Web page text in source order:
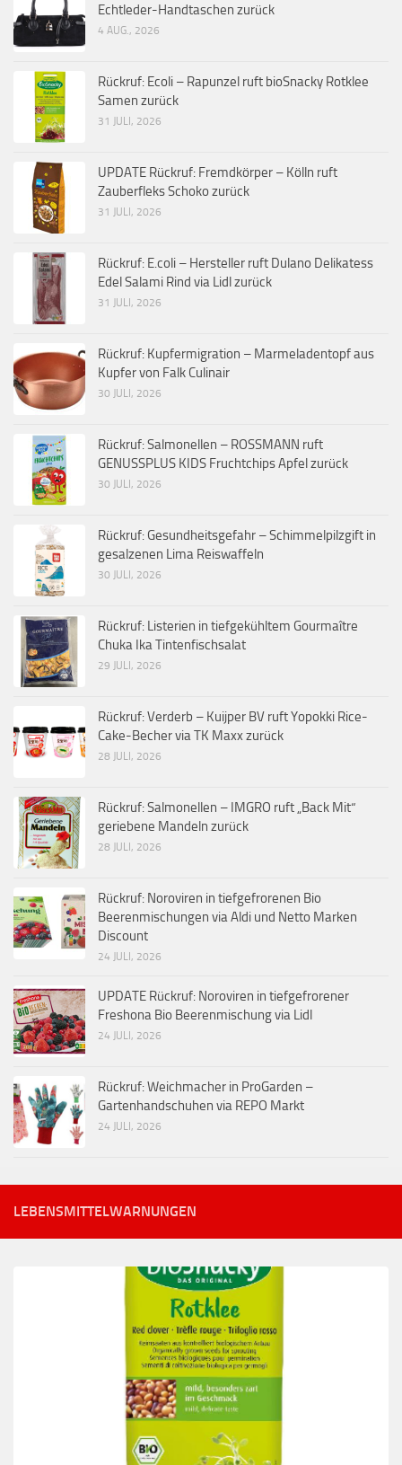
Echtleder-Handtaschen zurück
4 AUG., 2026
Rückruf: Ecoli – Rapunzel ruft bioSnacky Rotklee
Samen zurück
31 JULI, 2026
UPDATE Rückruf: Fremdkörper – Kölln ruft
Zauberfleks Schoko zurück
31 JULI, 2026
Rückruf: E.coli – Hersteller ruft Dulano Delikatess
Edel Salami Rind via Lidl zurück
31 JULI, 2026
Rückruf: Kupfermigration – Marmeladentopf aus
Kupfer von Falk Culinair
30 JULI, 2026
Rückruf: Salmonellen – ROSSMANN ruft
GENUSSPLUS KIDS Fruchtchips Apfel zurück
30 JULI, 2026
Rückruf: Gesundheitsgefahr – Schimmelpilzgift in
gesalzenen Lima Reiswaffeln
30 JULI, 2026
Rückruf: Listerien in tiefgekühltem Gourmaître
Chuka Ika Tintenfischsalat
29 JULI, 2026
Rückruf: Verderb – Kuijper BV ruft Yopokki Rice-
Cake-Becher via TK Maxx zurück
28 JULI, 2026
Rückruf: Salmonellen – IMGRO ruft „Back Mit“
geriebene Mandeln zurück
28 JULI, 2026
Rückruf: Noroviren in tiefgefrorenen Bio
Beerenmischungen via Aldi und Netto Marken
Discount
24 JULI, 2026
UPDATE Rückruf: Noroviren in tiefgefrorener
Freshona Bio Beerenmischung via Lidl
24 JULI, 2026
Rückruf: Weichmacher in ProGarden –
Gartenhandschuhen via REPO Markt
24 JULI, 2026
LEBENSMITTELWARNUNGEN